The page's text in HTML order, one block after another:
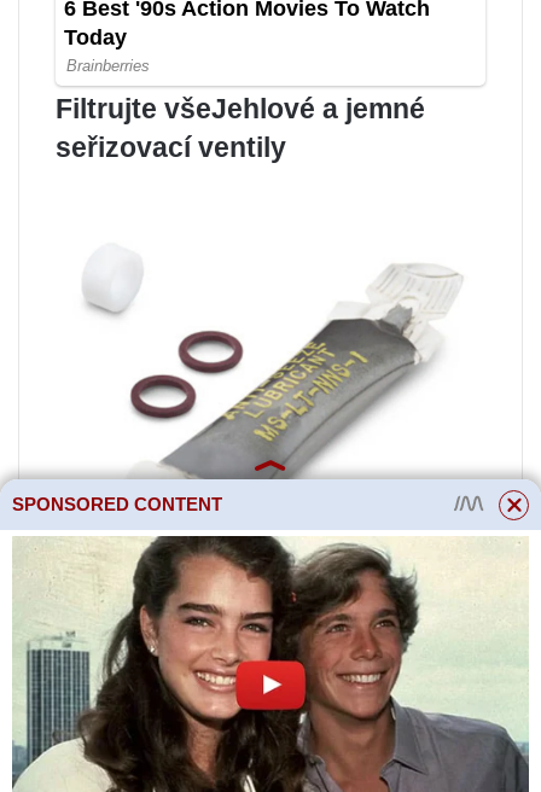
Filtrujte všeJehlové a jemné
seřizovací ventily
Náhradní díly a příslušenství
Zjistěte více o náhradních dílech
a příslušenství pro jehlové ventily
a ventily pro jemné nastavení –
SPONSORED CONTENT